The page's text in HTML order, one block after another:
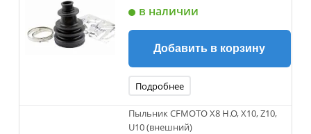
в наличии
Добавить в корзину
Подробнее
Пыльник CFMOTO X8 H.O, X10, Z10,
U10 (внешний)